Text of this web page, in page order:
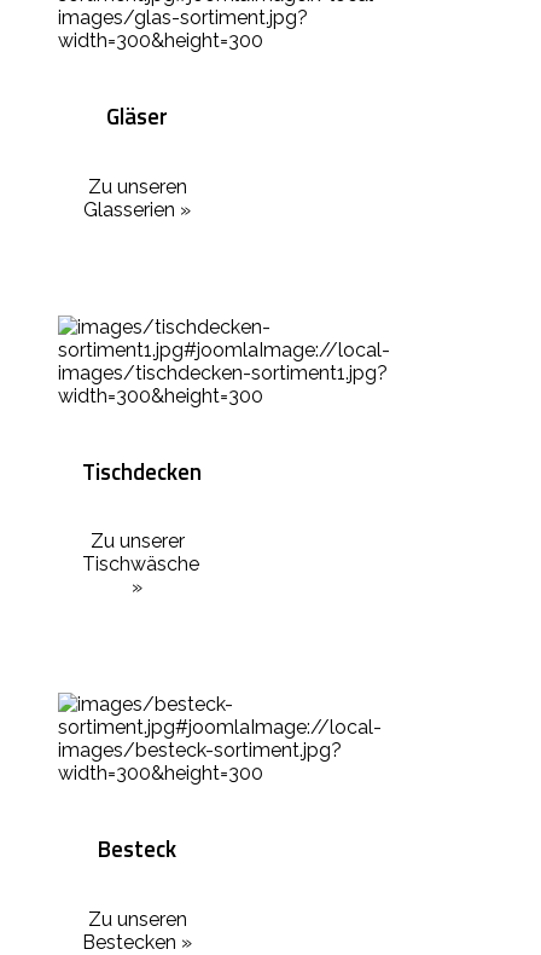
Gläser
Zu unseren
Glasserien »
Tischdecken
Zu unserer
Tischwäsche
»
Besteck
Zu unseren
Bestecken »